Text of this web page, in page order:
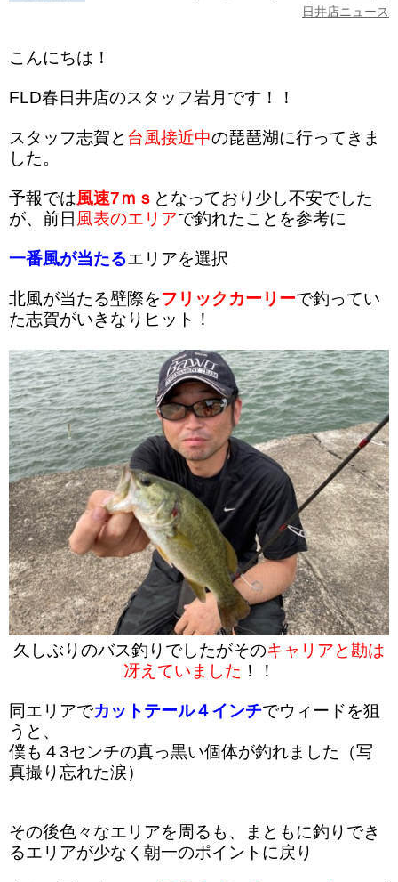
日井店ニュース
こんにちは！
FLD春日井店のスタッフ岩月です！！
スタッフ志賀と 台風接近中の琵琶湖に行ってきま
した。
予報では風速7ｍｓ となっており少し不安でした
が、前日 風表のエリアで釣れたことを参考に
一番風が当たるエリアを選択
北風が当たる壁際をフリックカーリーで釣ってい
た志賀がいきなりヒット！
久しぶりのバス釣りでしたがそのキャリアと勘は
冴えていました ！！
同エリアでカットテール４インチでウィードを狙
うと、
僕も４3センチの真っ黒い個体が釣れました（写
真撮り忘れた涙）
その後色々なエリアを周るも、まともに釣りでき
るエリアが少なく朝一のポイントに戻り